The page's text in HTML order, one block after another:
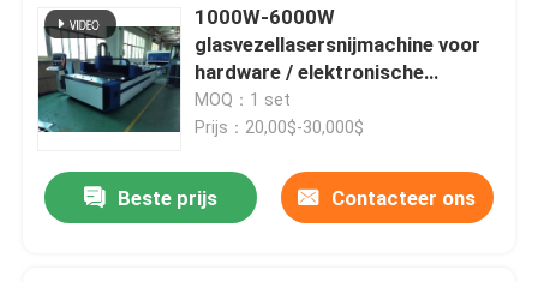
1000W-6000W
glasvezellasersnijmachine voor
hardware / elektronische
onderdelen
MOQ：1 set
Prijs：20,00$-30,000$
Beste prijs Contacteer ons